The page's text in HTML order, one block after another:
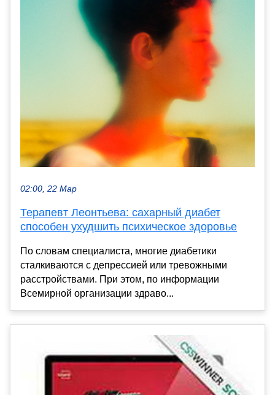
02:00, 22 Мар
Терапевт Леонтьева: сахарный диабет
способен ухудшить психическое здоровье
По словам специалиста, многие диабетики
сталкиваются с депрессией или тревожными
расстройствами. При этом, по информации
Всемирной организации здраво...